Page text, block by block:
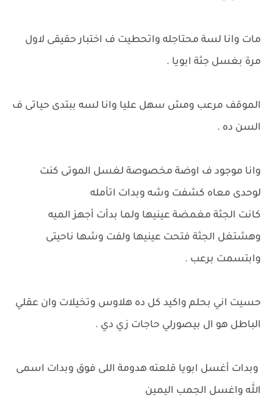
مات وانا لسة محتاجله واتحطيت ف اختبار حقيقى لاول
مرة بغسل جثة ابويا .
الموقف مرعب ومش سهل عليا وانا لسه ببتدى حياتى ف
السن ده .
وانا موجود ف اوضة مخصوصة لغسل الموتى كنت
لوحدى معاه كشفت وشه وبدات اتأمله
كانت الجثة مغمضة عينيها ولما بدأت أجهز الميه
وهشتغل الجثة فتحت عينيها ولفت وشها ناحيتى
وابتسمت برعب .
حسيت اني بحلم واكيد كل ده هلاوس وتخيلات وان عقلي
الباطل هو ال بيصورلي حاجات زي دي .
وبدات أغسل ابويا قلعته هدومة اللى فوق وبدات اسمى
الله واغسل الجمب اليمين